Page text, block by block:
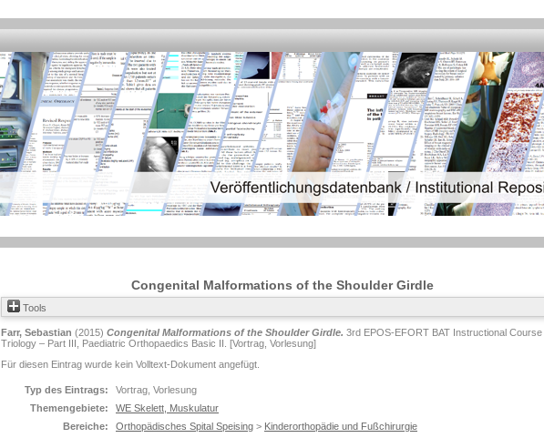
Congenital Malformations of the Shoulder Girdle
Tools
Farr, Sebastian (2015) Congenital Malformations of the Shoulder Girdle. 3rd EPOS-EFORT BAT Instructional Course
Triology – Part III, Paediatric Orthopaedics Basic II. [Vortrag, Vorlesung]
Für diesen Eintrag wurde kein Volltext-Dokument angefügt.
Typ des Eintrags:
Vortrag, Vorlesung
Themengebiete:
WE Skelett, Muskulatur
Bereiche:
Orthopädisches Spital Speising > Kinderorthopädie und Fußchirurgie